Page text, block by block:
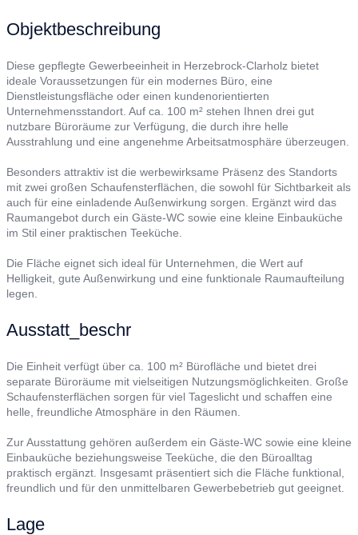
Objektbeschreibung
Diese gepflegte Gewerbeeinheit in Herzebrock-Clarholz bietet
ideale Voraussetzungen für ein modernes Büro, eine
Dienstleistungsfläche oder einen kundenorientierten
Unternehmensstandort. Auf ca. 100 m² stehen Ihnen drei gut
nutzbare Büroräume zur Verfügung, die durch ihre helle
Ausstrahlung und eine angenehme Arbeitsatmosphäre überzeugen.
Besonders attraktiv ist die werbewirksame Präsenz des Standorts
mit zwei großen Schaufensterflächen, die sowohl für Sichtbarkeit als
auch für eine einladende Außenwirkung sorgen. Ergänzt wird das
Raumangebot durch ein Gäste-WC sowie eine kleine Einbauküche
im Stil einer praktischen Teeküche.
Die Fläche eignet sich ideal für Unternehmen, die Wert auf
Helligkeit, gute Außenwirkung und eine funktionale Raumaufteilung
legen.
Ausstatt_beschr
Die Einheit verfügt über ca. 100 m² Bürofläche und bietet drei
separate Büroräume mit vielseitigen Nutzungsmöglichkeiten. Große
Schaufensterflächen sorgen für viel Tageslicht und schaffen eine
helle, freundliche Atmosphäre in den Räumen.
Zur Ausstattung gehören außerdem ein Gäste-WC sowie eine kleine
Einbauküche beziehungsweise Teeküche, die den Büroalltag
praktisch ergänzt. Insgesamt präsentiert sich die Fläche funktional,
freundlich und für den unmittelbaren Gewerbebetrieb gut geeignet.
Lage